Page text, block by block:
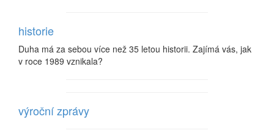
historie
Duha má za sebou více než 35 letou historii. Zajímá vás, jak
v roce 1989 vznikala?
výroční zprávy